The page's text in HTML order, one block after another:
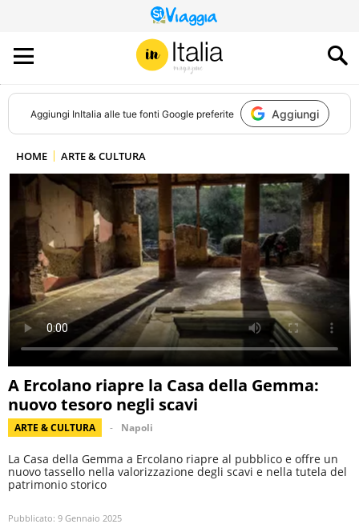
QUESTO
SITO
CONTRIBUISCE
ALL’AUDIENCE
DI
Aggiungi InItalia alle tue fonti Google preferite Aggiungi
HOME ARTE & CULTURA
A Ercolano riapre la Casa della Gemma:
nuovo tesoro negli scavi
ARTE & CULTURA Napoli
La Casa della Gemma a Ercolano riapre al pubblico e offre un
nuovo tassello nella valorizzazione degli scavi e nella tutela del
patrimonio storico
Pubblicato: 9 Gennaio 2025